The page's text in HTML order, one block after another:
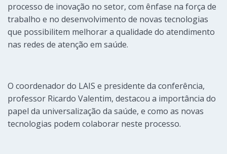
processo de inovação no setor, com ênfase na força de
trabalho e no desenvolvimento de novas tecnologias
que possibilitem melhorar a qualidade do atendimento
nas redes de atenção em saúde.
O coordenador do LAIS e presidente da conferência,
professor Ricardo Valentim, destacou a importância do
papel da universalização da saúde, e como as novas
tecnologias podem colaborar neste processo.